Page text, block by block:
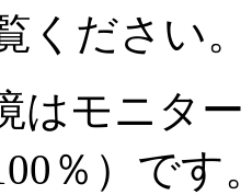
ください。
はモニター
％）です